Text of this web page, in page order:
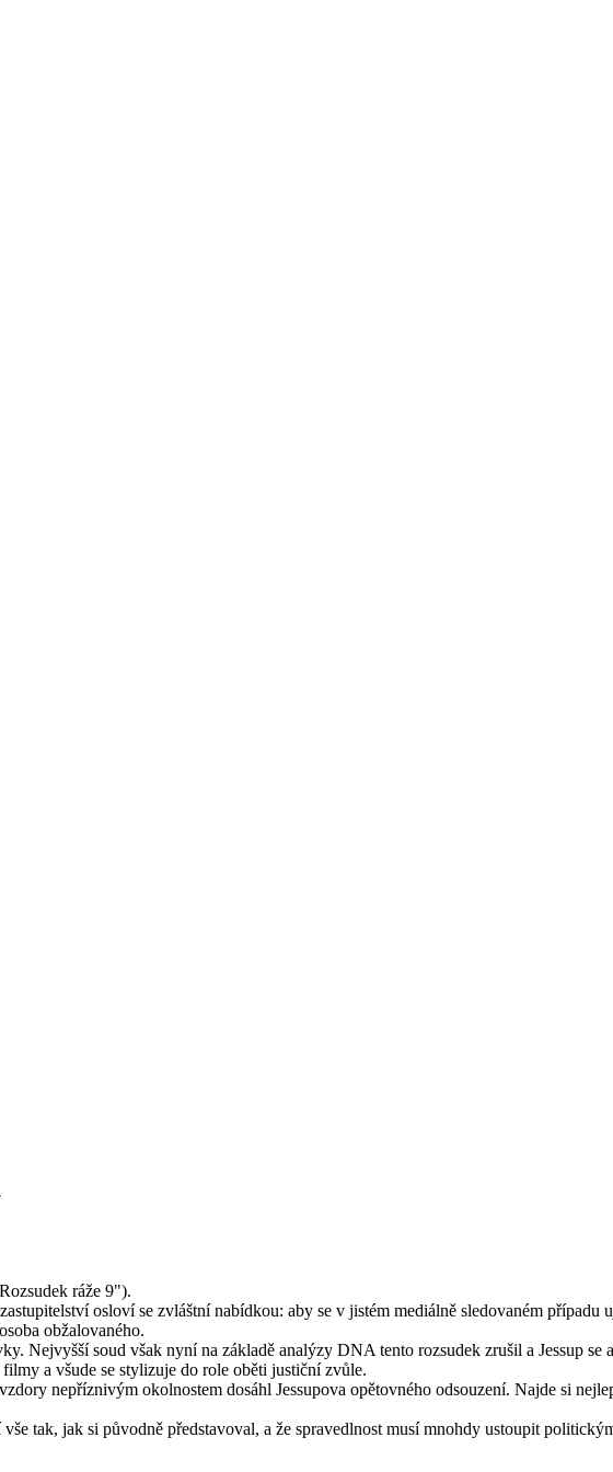
ráže 9").
osloví se zvláštní nabídkou: aby se v jistém mediálně sledovaném případu
obžalovaného.
Nejvyšší soud však nyní na základě analýzy DNA tento rozsudek zrušil a Jessup se
a všude se stylizuje do role oběti justiční zvůle.
nepříznivým okolnostem dosáhl Jessupova opětovného odsouzení. Najde si
tak, jak si původně představoval, a že spravedlnost musí mnohdy ustoupit